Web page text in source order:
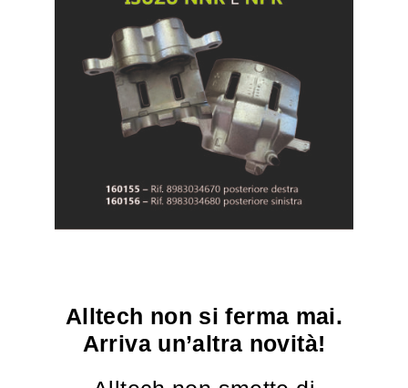
Alltech non si ferma mai.
Arriva un’altra novità!